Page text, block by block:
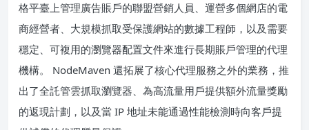
格平臺上管理廣告賬戶的聯盟營銷人員、運營多個網店的電
商經營者、大規模抓取受保護網站的數據工程師，以及需要
穩定、可複用的瀏覽器配置文件來進行長期賬戶管理的代理
機構。 NodeMaven 還拓展了核心代理服務之外的業務，推
出了全託管雲抓取瀏覽器、為高流量用戶提供額外流量獎勵
的返現計劃，以及當 IP 地址未能通過性能檢測時向客戶提